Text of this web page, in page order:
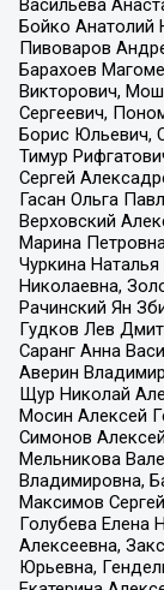
Васильева
Бойко Анатолий
Пивоваров
Барахоев
Викторович,
Сергеевич,
Борис Юльевич,
Тимур
Сергей
Гасан Ольга
Верховский
Марина
Чуркина
Николаевна,
Рачинский Ян
Гудков Лев
Саранг Анна
Аверин
Щур Николай
Мосин Алексей
Симонов
Мельникова
Владимировна,
Максимов
Голубева Елена
Алексеевна,
Юрьевна,